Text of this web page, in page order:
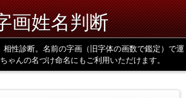
画姓名判断
性診断。名前の字画（旧字体の画数で鑑定）で運
ゃんの名づけ命名にもご利用いただけます。